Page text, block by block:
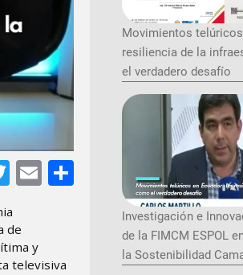
Twitter
EmailShare
de
y
televisiva
Movimientos
resiliencia de la
el verdadero desafío
Investigación e
de la FIMCM ESPOL
la Sostenibilidad